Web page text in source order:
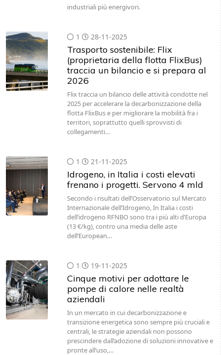
industriali più energivori.
1 28-11-2025
Trasporto sostenibile: Flix
(proprietaria della flotta FlixBus)
traccia un bilancio e si prepara al
2026
Flix traccia un bilancio delle attività condotte nel
2025 per accelerare la decarbonizzazione della
flotta FlixBus e per migliorare la mobilità fra i
territori, soprattutto quelli sprovvisti di
collegamenti…
1 21-11-2025
Idrogeno, in Italia i costi elevati
frenano i progetti. Servono 4 mld
Secondo i risultati dell’Osservatorio sul Mercato
Internazionale dell’Idrogeno, In Italia i costi
dell’idrogeno RFNBO sono tra i più alti d’Europa
(13 €/kg), contro una media delle aste
dell’European…
1 19-11-2025
Cinque motivi per adottare le
pompe di calore nelle realtà
aziendali
In un mercato in cui decarbonizzazione e
transizione energetica sono sempre più cruciali e
centrali, le strategie aziendali non possono
prescindere dall’adozione di soluzioni innovative e
pronte all’uso,…